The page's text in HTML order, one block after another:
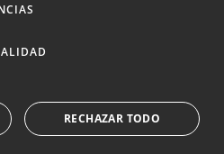
personales obtenidos mediante
RECHAZAR TODO